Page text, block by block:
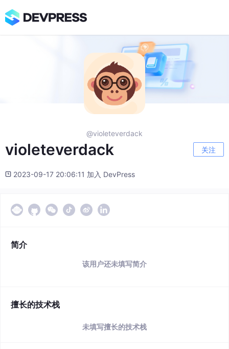
@violeteverdack
violeteverdack 关注
2023-09-17 20:06:11 加入 DevPress
简介
该用户还未填写简介
擅长的技术栈
未填写擅长的技术栈